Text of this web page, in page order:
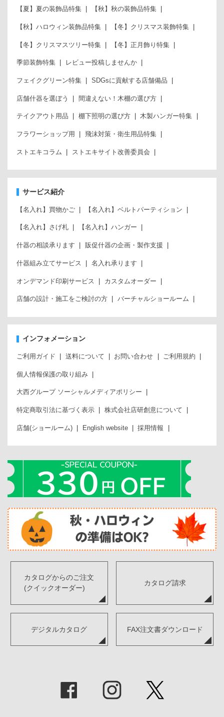
【夏】夏の装飾品特集 【秋】秋の装飾品特集
【秋】ハロウィン装飾品特集 【冬】クリスマス装飾特集
【冬】クリスマスツリー特集 【冬】正月飾り特集
季節装飾特集 レビュー投稿しませんか
フェイクグリーン特集 SDGsに貢献する店舗備品
店舗什器を選ぼう 間違えない！木棚の選び方
テイクアウト用品 棚下照明の選び方 木製ハンガー特集
フラワーショップ用 飛沫対策・衛生用品特集
ストエキコラム ストエキサイト改善委員会
サービス紹介
【名入れ】買物かご 【名入れ】ベルトパーティション
【名入れ】さげ札 【名入れ】ハンガー
什器の相談承ります 販促什器の企画・製作支援
什器組み立てサービス 名入れ承ります
オンデマンド印刷サービス カスタムオーダー
店舗の設計・施工をご検討の方 バーチャルショールーム
インフォメーション
ご利用ガイド 送料について お問い合わせ ご利用規約
個人情報保護の取り組み
大西グループ ソーシャルメディアポリシー
特定商取引法に基づく表示 株式会社店研創意について
店舗(ショールーム) English website 採用情報
カタログからのご注文
(クイックオーダー)
カタログ請求
デジタルカタログ FAX注文書ダウンロード